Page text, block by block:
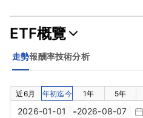
ETF概覽
走勢報酬率技術分析
近6月 年初迄今 1年 5年
-